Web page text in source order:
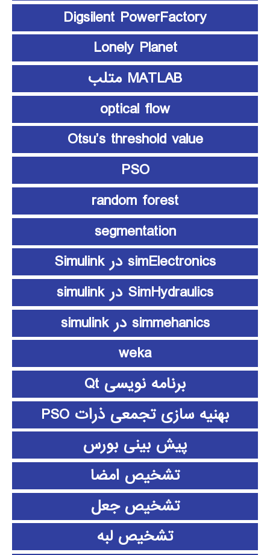
Digsilent PowerFactory
Lonely Planet
MATLAB متلب
optical flow
Otsu’s threshold value
PSO
random forest
segmentation
simElectronics در Simulink
SimHydraulics در simulink
simmehanics در simulink
weka
برنامه نویسی Qt
بهنیه سازی تجمعی ذرات PSO
پیش بینی بورس
تشخیص امضا
تشخیص جعل
تشخیص لبه